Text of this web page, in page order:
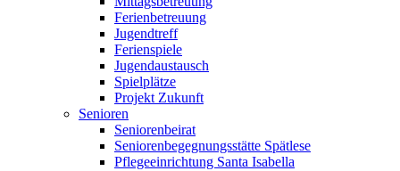
Ferienbetreuung
Jugendtreff
Ferienspiele
Jugendaustausch
Spielplätze
Projekt Zukunft
Senioren
Seniorenbeirat
Seniorenbegegnungsstätte Spätlese
Pflegeeinrichtung Santa Isabella